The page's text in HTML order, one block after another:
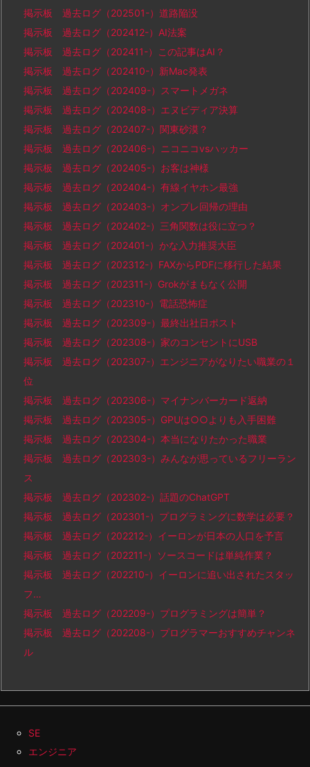
掲示板 過去ログ（202501-）道路陥没
掲示板 過去ログ（202412-）AI法案
掲示板 過去ログ（202411-）この記事はAI？
掲示板 過去ログ（202410-）新Mac発表
掲示板 過去ログ（202409-）スマートメガネ
掲示板 過去ログ（202408-）エヌビディア決算
掲示板 過去ログ（202407-）関東砂漠？
掲示板 過去ログ（202406-）ニコニコvsハッカー
掲示板 過去ログ（202405-）お客は神様
掲示板 過去ログ（202404-）有線イヤホン最強
掲示板 過去ログ（202403-）オンプレ回帰の理由
掲示板 過去ログ（202402-）三角関数は役に立つ？
掲示板 過去ログ（202401-）かな入力推奨大臣
掲示板 過去ログ（202312-）FAXからPDFに移行した結果
掲示板 過去ログ（202311-）Grokがまもなく公開
掲示板 過去ログ（202310-）電話恐怖症
掲示板 過去ログ（202309-）最終出社日ポスト
掲示板 過去ログ（202308-）家のコンセントにUSB
掲示板 過去ログ（202307-）エンジニアがなりたい職業の１
位
掲示板 過去ログ（202306-）マイナンバーカード返納
掲示板 過去ログ（202305-）GPUは○○よりも入手困難
掲示板 過去ログ（202304-）本当になりたかった職業
掲示板 過去ログ（202303-）みんなが思っているフリーラン
ス
掲示板 過去ログ（202302-）話題のChatGPT
掲示板 過去ログ（202301-）プログラミングに数学は必要？
掲示板 過去ログ（202212-）イーロンが日本の人口を予言
掲示板 過去ログ（202211-）ソースコードは単純作業？
掲示板 過去ログ（202210-）イーロンに追い出されたスタッ
フ…
掲示板 過去ログ（202209-）プログラミングは簡単？
掲示板 過去ログ（202208-）プログラマーおすすめチャンネ
ル
SE
エンジニア